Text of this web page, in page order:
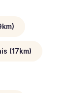
(17km)